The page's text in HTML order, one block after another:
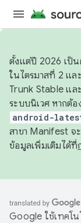
ตั้งแต่ปี 2026 เป็น
ในไตรมาสที่ 2 แล
Trunk Stable แล
ระบบนิเวศ หากต้อ
android-
สาขา Manifest จ
ข้อมูลเพิ่มเติมได้ที่
Google ใช้เทคโ